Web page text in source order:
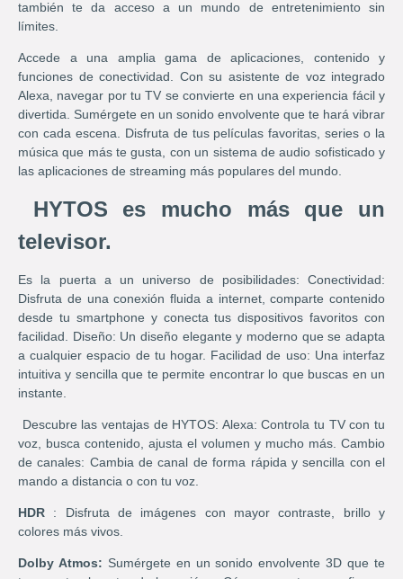
también te da acceso a un mundo de entretenimiento sin
límites.
Accede a una amplia gama de aplicaciones, contenido y
funciones de conectividad. Con su asistente de voz integrado
Alexa, navegar por tu TV se convierte en una experiencia fácil y
divertida. Sumérgete en un sonido envolvente que te hará vibrar
con cada escena. Disfruta de tus películas favoritas, series o la
música que más te gusta, con un sistema de audio sofisticado y
las aplicaciones de streaming más populares del mundo.
HYTOS es mucho más que un
televisor.
Es la puerta a un universo de posibilidades: Conectividad:
Disfruta de una conexión fluida a internet, comparte contenido
desde tu smartphone y conecta tus dispositivos favoritos con
facilidad. Diseño: Un diseño elegante y moderno que se adapta
a cualquier espacio de tu hogar. Facilidad de uso: Una interfaz
intuitiva y sencilla que te permite encontrar lo que buscas en un
instante.
Descubre las ventajas de HYTOS: Alexa: Controla tu TV con tu
voz, busca contenido, ajusta el volumen y mucho más. Cambio
de canales: Cambia de canal de forma rápida y sencilla con el
mando a distancia o con tu voz.
HDR : Disfruta de imágenes con mayor contraste, brillo y
colores más vivos.
Dolby Atmos: Sumérgete en un sonido envolvente 3D que te